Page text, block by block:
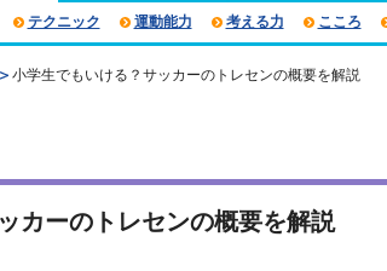
テクニック 運動能力 考える力 こころ
小学生でもいける？サッカーのトレセンの概要を解説
カーのトレセンの概要を解説